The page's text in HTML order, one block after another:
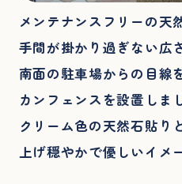
メンテナンスフリーの天
手間が掛かり過ぎない広
南面の駐車場からの目線
カンフェンスを設置しま
クリーム色の天然石貼り
上げ穏やかで優しいイメ